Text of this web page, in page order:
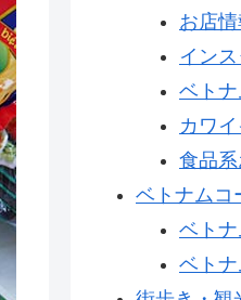
お店情
イン
ベト
カワ
食品
ベトナムコ
ベト
ベト